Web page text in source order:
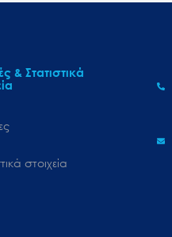
& Στατιστικά
στοιχεία